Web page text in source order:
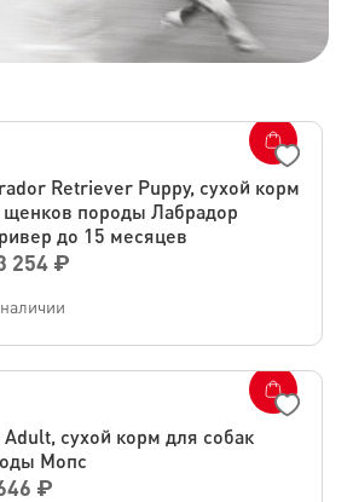
Retriever Puppy, сухой корм
щенков породы Лабрадор
до 15 месяцев
254 ₽
Adult, сухой корм для собак
Мопс
₽